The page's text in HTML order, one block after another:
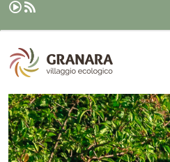
Aller au contenu principal